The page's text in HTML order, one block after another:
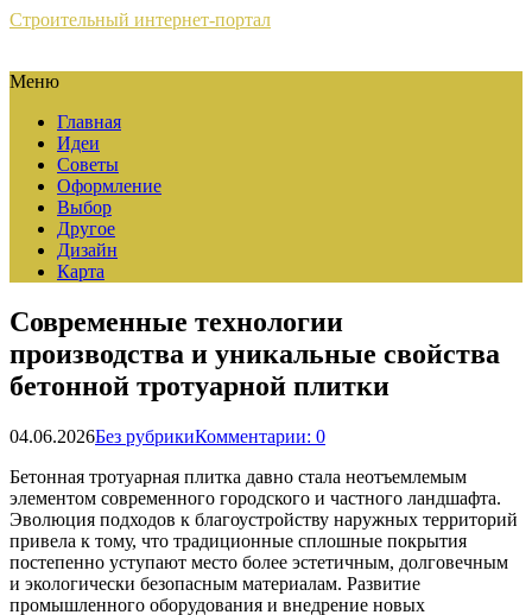
Строительный интернет-портал
Меню
Главная
Идеи
Советы
Оформление
Выбор
Другое
Дизайн
Карта
Современные технологии
производства и уникальные свойства
бетонной тротуарной плитки
04.06.2026Без рубрикиКомментарии: 0
Бетонная тротуарная плитка давно стала неотъемлемым
элементом современного городского и частного ландшафта.
Эволюция подходов к благоустройству наружных территорий
привела к тому, что традиционные сплошные покрытия
постепенно уступают место более эстетичным, долговечным
и экологически безопасным материалам. Развитие
промышленного оборудования и внедрение новых